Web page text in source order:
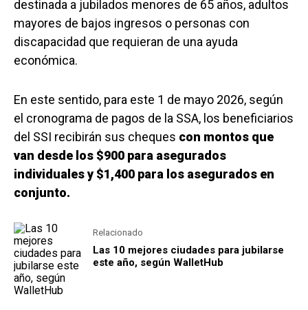
destinada a jubilados menores de 65 años, adultos
mayores de bajos ingresos o personas con
discapacidad que requieran de una ayuda
económica.
En este sentido, para este 1 de mayo 2026, según
el cronograma de pagos de la SSA, los beneficiarios
del SSI recibirán sus cheques con montos que
van desde los $900 para asegurados
individuales y $1,400 para los asegurados en
conjunto.
Relacionado
Las 10 mejores ciudades para jubilarse
este año, según WalletHub